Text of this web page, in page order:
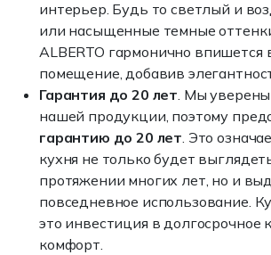
интерьер. Будь то светлый и
или насыщенные темные
ALBERTO гармонично впишется
помещение, добавив
Гарантия до 20 лет. Мы уверены
нашей продукции, поэтому
гарантию до 20 лет. Это
кухня не только будет
протяжении многих лет, но и
повседневное использование.
это инвестиция в долгосрочное
комфорт.